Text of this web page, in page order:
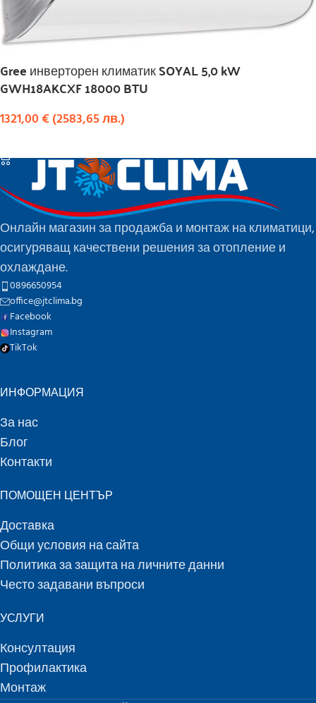
Gree инверторен климатик SOYAL 5,0 kW
GWH18AKCXF 18000 BTU
1321,00€(2583,65лв.)
Онлайн магазин за продажба и монтаж на климатици,
осигуряващ качествени решения за отопление и
охлаждане.
0896650954
office@jtclima.bg
Facebook
Instagram
TikTok
ИНФОРМАЦИЯ
За нас
Блог
Контакти
ПОМОЩЕН ЦЕНТЪР
Доставка
Общи условия на сайта
Политика за защита на личните данни
Често задавани въпроси
УСЛУГИ
Консултация
Профилактика
Монтаж